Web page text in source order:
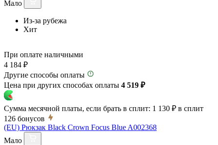
Мало
Из-за рубежа
Хит
При оплате наличными
4 184 ₽
Другие способы оплаты
Цена при других способах оплаты 4 519 ₽
Сумма месячной платы, если брать в сплит: 1 130 ₽ в сплит
126 бонусов
(EU) Рюкзак Black Crown Focus Blue A002368
Мало